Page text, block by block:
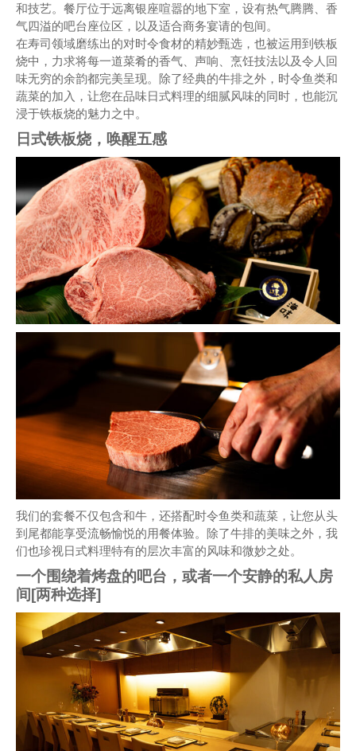
和技艺。餐厅位于远离银座喧嚣的地下室，设有热气腾腾、香
气四溢的吧台座位区，以及适合商务宴请的包间。
在寿司领域磨练出的对时令食材的精妙甄选，也被运用到铁板
烧中，力求将每一道菜肴的香气、声响、烹饪技法以及令人回
味无穷的余韵都完美呈现。除了经典的牛排之外，时令鱼类和
蔬菜的加入，让您在品味日式料理的细腻风味的同时，也能沉
浸于铁板烧的魅力之中。
日式铁板烧，唤醒五感
我们的套餐不仅包含和牛，还搭配时令鱼类和蔬菜，让您从头
到尾都能享受流畅愉悦的用餐体验。除了牛排的美味之外，我
们也珍视日式料理特有的层次丰富的风味和微妙之处。
一个围绕着烤盘的吧台，或者一个安静的私人房
间[两种选择]